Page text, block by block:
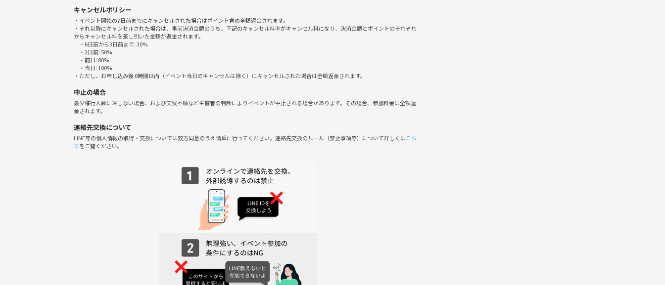
時間は1時間程を撮影予定としています！
シチュエーションを何パターンか変更して撮影したいと思っています。
撮影した画像は3枚前後その場でピックアップしてパソコンにてお見せします！
※レタッチをご希望の方には別のプランもご用意しています。
肌のニキビを消して欲しい、ヒゲを薄くして欲しいなどできる限り対応させてもらいます！
注意⚠️
レタッチありプランは選んでもらった画像のみさせていただきます！
画像は肌を綺麗にしたり不要な物を消すなどして後日お渡しします。1週間以内にはお渡しします！
時間帯は早めを設定しています！
その理由は人が少ない時間帯に撮影したいと思っています！
基本は手ぶらで大丈夫ですが、一緒に撮りたい物や趣味の物がありましたら持って来て下さい！
洋服はデートに行くようにカッコよく決めて来てください！
着替えの時間もとりますので別日に撮影した感じになりますのでよければ持ってきてください！
こちらで指示をしますので、安心してください！会話しながら自然な笑顔を撮ります！気軽に来てください！
キャンセルポリシー
・イベント開始の7日前までにキャンセルされた場合はポイント含め全額返金されます。
・それ以降にキャンセルされた場合は、事前決済金額のうち、下記のキャンセル料率がキャンセル料になり、決済金額とポイントのそれぞれ
からキャンセル料を差し引いた金額が返金されます。
・6日前から3日前まで: 30%
・2日前: 50%
・前日: 80%
・当日: 100%
・ただし、お申し込み後 6時間以内（イベント当日のキャンセルは除く）にキャンセルされた場合は全額返金されます。
中止の場合
最少催行人数に達しない場合、および天候不順など主催者の判断によりイベントが中止される場合があります。その場合、参加料金は全額返
金されます。
連絡先交換について
LINE等の個人情報の取得・交換については双方同意のうえ慎重に行ってください。連絡先交換のルール（禁止事項等）について詳しくはこち
らをご覧ください。